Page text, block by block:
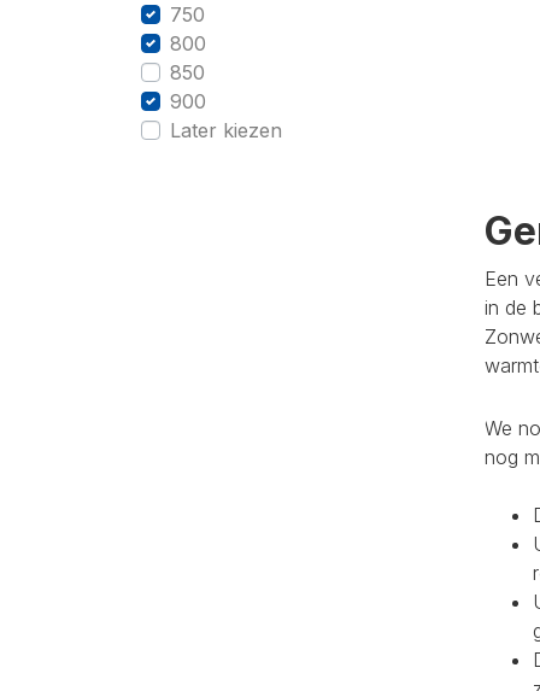
750
800
850
900
Later kiezen
Een
in de
We
nog